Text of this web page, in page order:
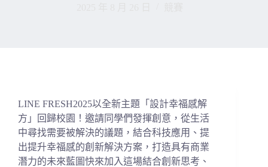
LINE FRESH2025以全新主題「設計幸福感解
方」回歸校園！邀請同學們發揮創意，從生活
中尋找需要被解決的議題，結合科技應用、提
出提升幸福感的創新解決方案，打造具有商業
潛力的未來藍圖快來加入這場結合創新思考、